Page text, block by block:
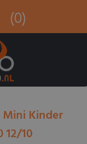
(0)
Mini Kinder
12/10